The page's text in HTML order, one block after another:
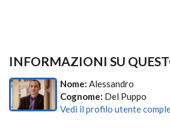
INFORMAZIONI SU
Nome: Alessandro
Cognome: Del Puppo
Vedi il profilo utente